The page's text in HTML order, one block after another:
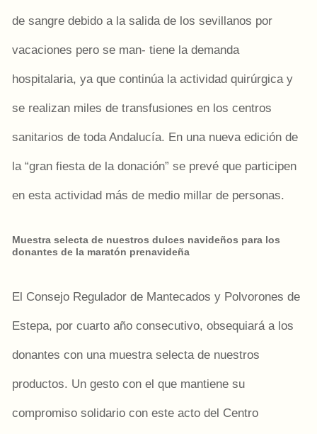
de sangre debido a la salida de los sevillanos por
vacaciones pero se man- tiene la demanda
hospitalaria, ya que continúa la actividad quirúrgica y
se realizan miles de transfusiones en los centros
sanitarios de toda Andalucía. En una nueva edición de
la “gran fiesta de la donación” se prevé que participen
en esta actividad más de medio millar de personas.
Muestra selecta de nuestros dulces navideños para los
donantes de la maratón prenavideña
El Consejo Regulador de Mantecados y Polvorones de
Estepa, por cuarto año consecutivo, obsequiará a los
donantes con una muestra selecta de nuestros
productos. Un gesto con el que mantiene su
compromiso solidario con este acto del Centro